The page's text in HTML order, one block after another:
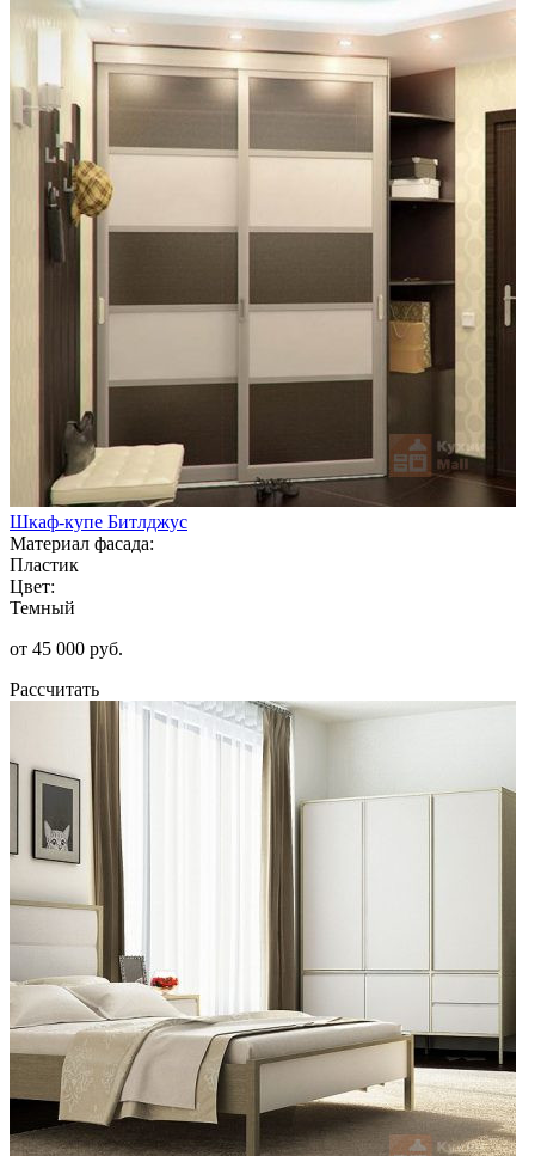
Шкаф-купе Битлджус
Материал фасада:
Пластик
Цвет:
Темный
от 45 000 руб.
Рассчитать